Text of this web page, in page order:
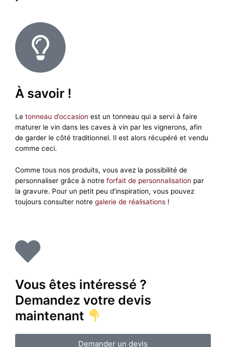
À savoir !
Le tonneau d’occasion est un tonneau qui a servi à faire
maturer le vin dans les caves à vin par les vignerons, afin
de garder le côté traditionnel. Il est alors récupéré et vendu
comme ceci.
Comme tous nos produits, vous avez la possibilité de
personnaliser grâce à notre forfait de personnalisation par
la gravure. Pour un petit peu d’inspiration, vous pouvez
toujours consulter notre galerie de réalisations !
Vous êtes intéressé ?
Demandez votre devis
maintenant
Demander un devis